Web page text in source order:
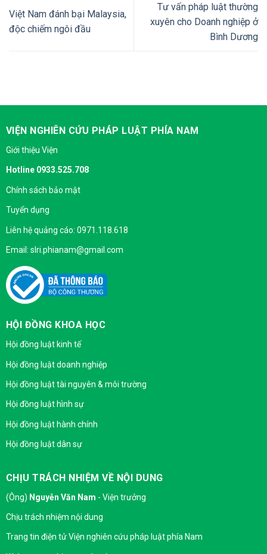
Việt Nam đánh bại Malaysia,
độc chiếm ngôi đầu
Tư vấn pháp luật thường
xuyên cho Doanh nghiệp ở
Bình Dương
VIỆN NGHIÊN CỨU PHÁP LUẬT PHÍA NAM
Giới thiệu Viện
Hotline 0933.525.708
Chính sách bảo mật
Tuyển dụng
Liên hệ quảng cáo: 0971.118.618
Email: slri.phianam@gmail.com
HỘI ĐỒNG KHOA HỌC
Hội đồng luật kinh tế
Hội đồng luật doanh nghiệp
Hội đồng luật tài nguyên & môi trường
Hội đồng luật hình sự
Hội đồng luật hành chính
Hội đồng luật dân sự
CHỊU TRÁCH NHIỆM VỀ NỘI DUNG
(Ông) Nguyễn Văn Nam - Viện trưởng
Chịu trách nhiệm nội dung
Trang tin điện tử Viện nghiên cứu pháp luật phía Nam